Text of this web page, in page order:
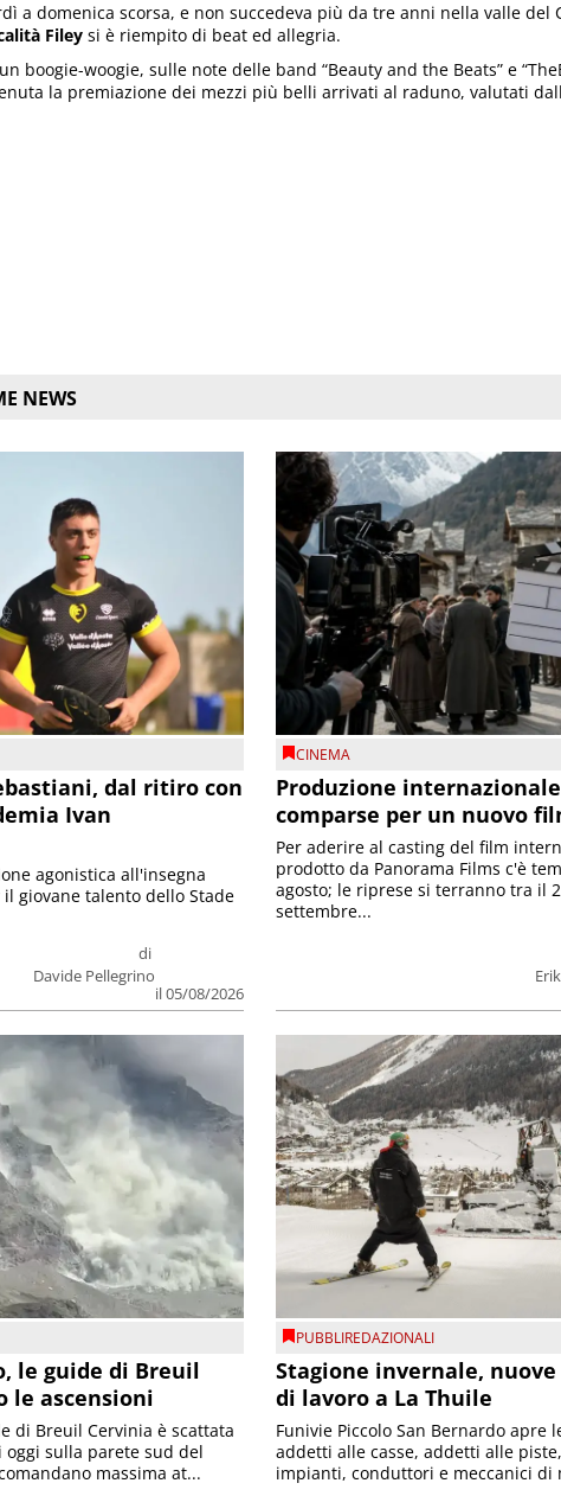
a domenica scorsa, e non succedeva più da tre anni nella valle del
Filey si è riempito di beat ed allegria.
boogie-woogie, sulle note delle band “Beauty and the Beats” e
la premiazione dei mezzi più belli arrivati al raduno, valutati
NEWS
dal ritiro con
Ivan
di
Davide Pellegrino
il 05/08/2026
agonistica all'insegna
giovane talento dello Stade
CINEMA
Produzione
comparse per un nuovo
Per aderire al casting del film
prodotto da Panorama Films c'è
agosto; le riprese si terranno tra il
settembre...
le guide di Breuil
le ascensioni
di Breuil Cervinia è scattata
sulla parete sud del
massima at...
PUBBLIREDAZIONALI
Stagione invernale,
di lavoro a La Thuile
Funivie Piccolo San Bernardo apre
addetti alle casse, addetti alle
impianti, conduttori e meccanici di